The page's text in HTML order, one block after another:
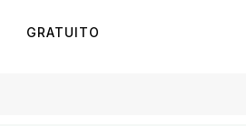
GRATUITO